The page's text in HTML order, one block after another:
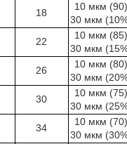
18
10 мкм
30 мкм
22
10 мкм
30 мкм
26
10 мкм
30 мкм
30
10 мкм
30 мкм
34
10 мкм
30 мкм